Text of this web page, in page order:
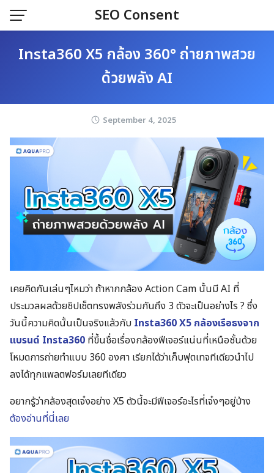
Skip
SEO Consent
Insta360 X5 กล้อง 360° ถ่ายภาพสวย
ด้วยพลัง AI
September 4, 2025
เคยคิดกันเล่นๆไหมว่า ถ้าหากกล้อง Action Cam นั้นมี AI ที่
ประมวลผลด้วยชิปเซ็ตทรงพลังร่วมกันถึง 3 ตัวจะเป็นอย่างไร ? ซึ่ง
วันนี้ความคิดนั้นเป็นจริงแล้วกับ Insta360 X5 กล้องเรือธงจาก
แบรนด์ Insta360 ที่ขึ้นชื่อเรื่องกล้องฟีเจอร์แน่นที่เหนือชั้นด้วย
โหมดการถ่ายทำแบบ 360 องศา เรียกได้ว่าเก็บฟุตเทจทีเดียวนำไป
ลงได้ทุกแพลตฟอร์มเลยทีเดียว
อยากรู้ว่ากล้องสุดเจ๋งอย่าง X5 ตัวนี้จะมีฟีเจอร์อะไรที่เจ๋งๆอยู่บ้าง
ต้องอ่านที่นี่เลย